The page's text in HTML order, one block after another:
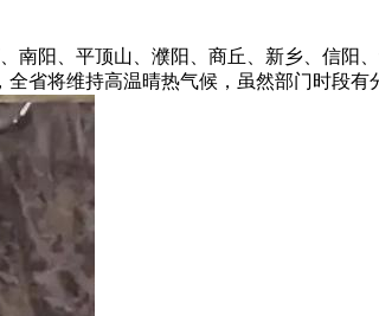
阳、平顶山、濮阳、商丘、新乡、信阳
省将维持高温晴热气候，虽然部门时段有